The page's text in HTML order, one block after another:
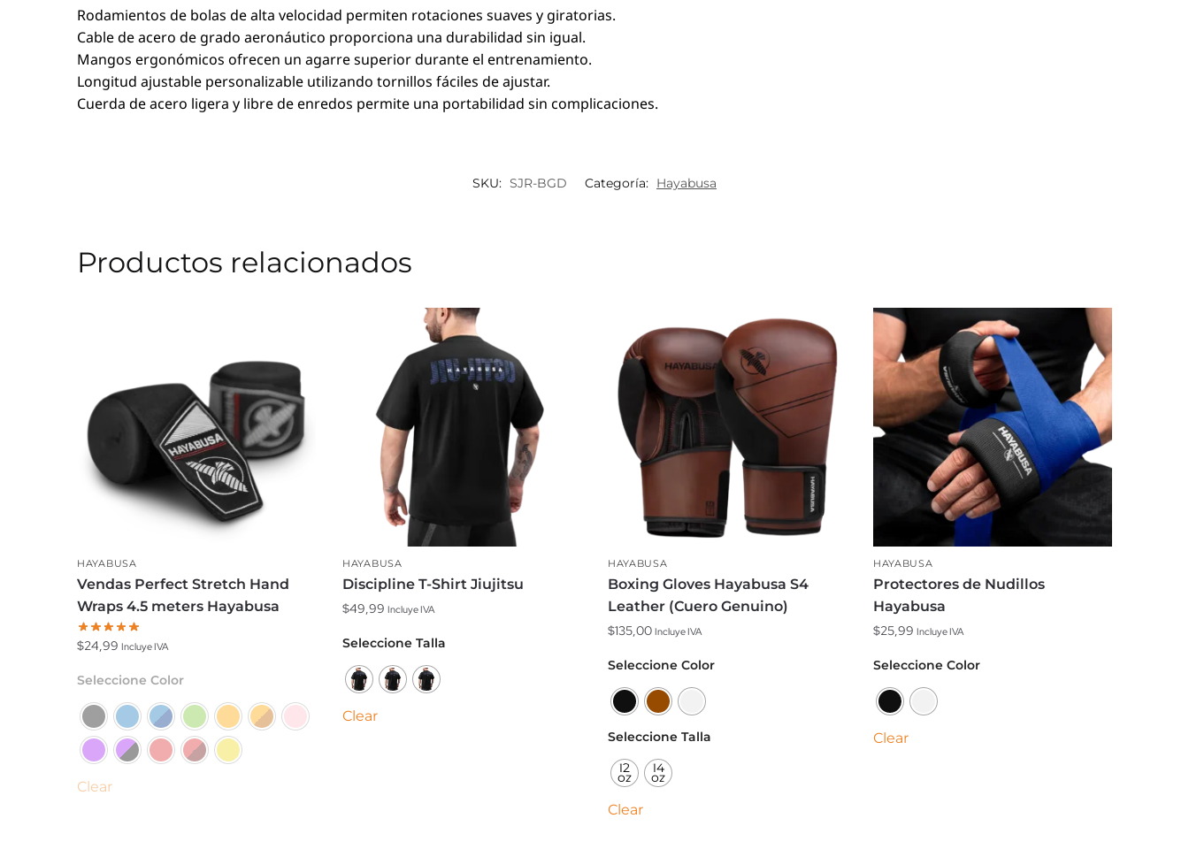
Rodamientos de bolas de alta velocidad permiten rotaciones suaves y giratorias.
Cable de acero de grado aeronáutico proporciona una durabilidad sin igual.
Mangos ergonómicos ofrecen un agarre superior durante el entrenamiento.
Longitud ajustable personalizable utilizando tornillos fáciles de ajustar.
Cuerda de acero ligera y libre de enredos permite una portabilidad sin complicaciones.
SKU: SJR-BGD Categoría: Hayabusa
Productos relacionados
HAYABUSA
Vendas Perfect Stretch Hand
Wraps 4.5 meters Hayabusa
$24,99 Incluye IVA
Este
producto
tiene
múltiples
variantes.
Las
Seleccione Color
Clear
HAYABUSA
Discipline T-Shirt Jiujitsu
$49,99 Incluye IVA
Este
tiene
Seleccione Talla
Clear
HAYABUSA
Boxing Gloves Hayabusa S4
Leather (Cuero Genuino)
$135,00 Incluye IVA
Este
tiene
Las
se
Seleccione Color
Seleccione Talla
12
oz
14
oz
Clear
HAYABUSA
Protectores de Nudillos
Hayabusa
$25,99 Incluye IVA
Este
tiene
Seleccione Color
Clear